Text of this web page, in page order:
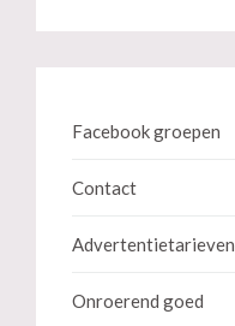
Facebook groepen
Contact
Advertentietarieven
Onroerend goed